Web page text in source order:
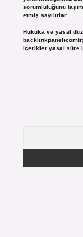
sorumluluğunu
etmiş sayılırlar.
Hukuka ve yasal
içerikler yasal süre